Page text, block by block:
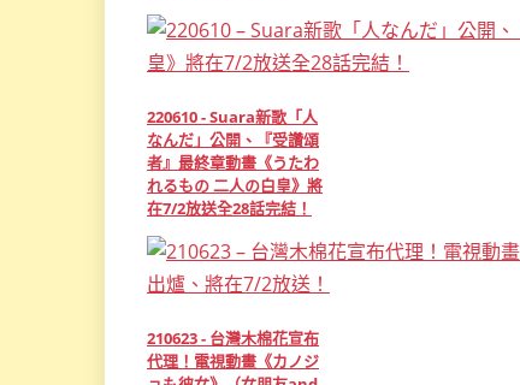
220610 - Suara新歌「人
なんだ」公開、『受讚頌
者』最終章動畫《うたわ
れるもの 二人の白皇》將
在7/2放送全28話完結！
210623 - 台灣木棉花宣布
代理！電視動畫《カノジ